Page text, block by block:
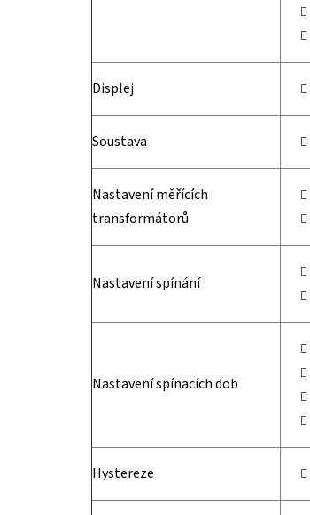
Displej
Soustava
Nastavení měřících
transformátorů
Nastavení spínání
Nastavení spínacích dob
Hystereze